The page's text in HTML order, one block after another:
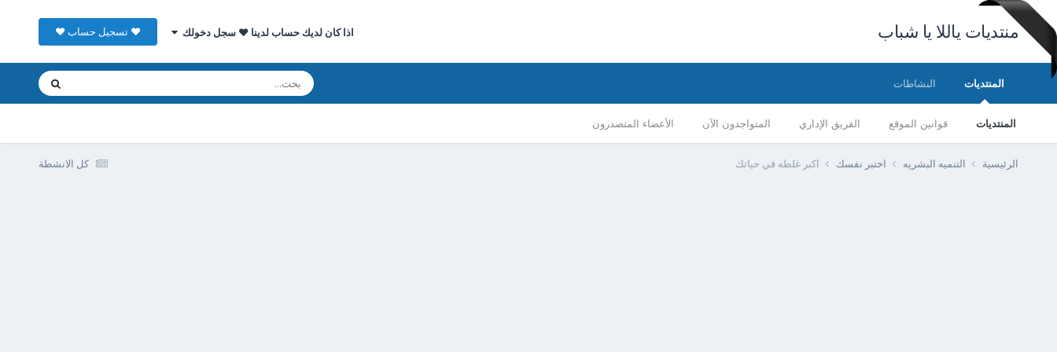
منتديات ياللا يا شباب اذا كان لديك حساب لدينا ♥ سجل دخولك ♥ تسجيل حساب ♥
المنتديات
المنتديات قوانين الموقع الفريق الإداري المتواجدون الآن الأعضاء المتصدرون
النشاطات
كل الانشطة الرئيسية التنميه البشريه اختبر نفسك اكبر غلطه في حياتك